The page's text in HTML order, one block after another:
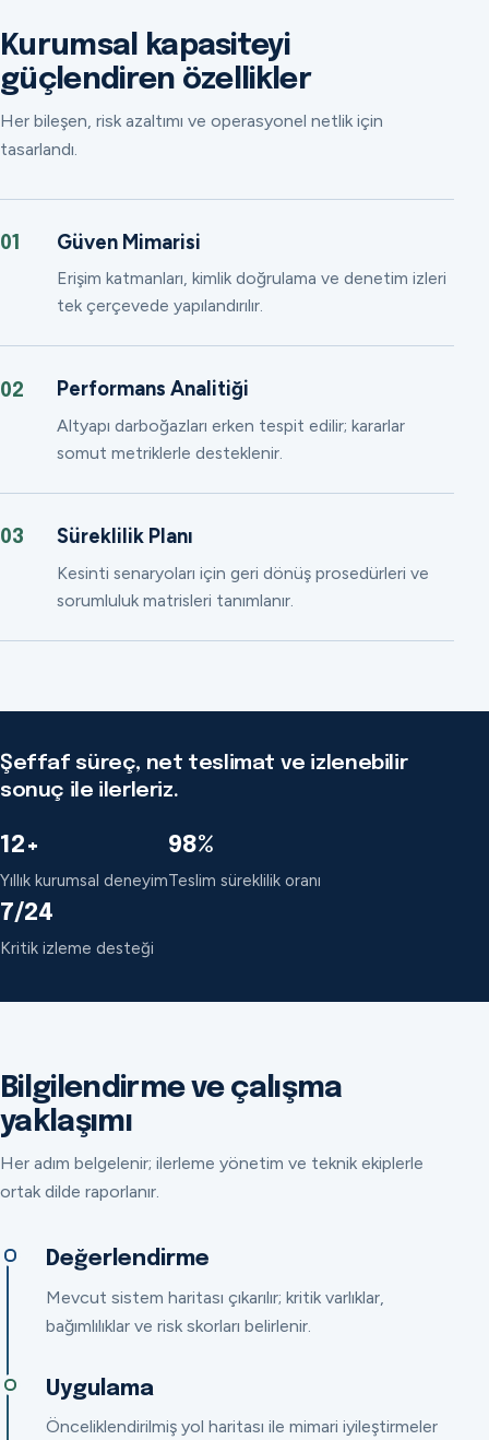
Kurumsal kapasiteyi
güçlendiren özellikler
Her bileşen, risk azaltımı ve operasyonel netlik için
tasarlandı.
01 Güven Mimarisi
Erişim katmanları, kimlik doğrulama ve denetim izleri
tek çerçevede yapılandırılır.
02 Performans Analitiği
Altyapı darboğazları erken tespit edilir; kararlar
somut metriklerle desteklenir.
03 Süreklilik Planı
Kesinti senaryoları için geri dönüş prosedürleri ve
sorumluluk matrisleri tanımlanır.
Şeffaf süreç, net teslimat ve izlenebilir
sonuç ile ilerleriz.
12+
Yıllık kurumsal deneyim
98%
Teslim süreklilik oranı
7/24
Kritik izleme desteği
Bilgilendirme ve çalışma
yaklaşımı
Her adım belgelenir; ilerleme yönetim ve teknik ekiplerle
ortak dilde raporlanır.
Değerlendirme
Mevcut sistem haritası çıkarılır; kritik varlıklar,
bağımlılıklar ve risk skorları belirlenir.
Uygulama
Önceliklendirilmiş yol haritası ile mimari iyileştirmeler